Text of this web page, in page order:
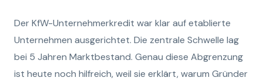
Der KfW-Unternehmerkredit war klar auf etablierte
Unternehmen ausgerichtet. Die zentrale Schwelle lag
bei 5 Jahren Marktbestand. Genau diese Abgrenzung
ist heute noch hilfreich, weil sie erklärt, warum Gründer